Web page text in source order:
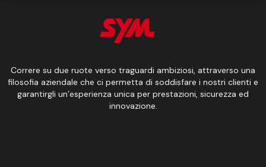
Correre su due ruote verso traguardi ambiziosi, attraverso una
filosofia aziendale che ci permetta di soddisfare i nostri clienti e
garantirgli un’esperienza unica per prestazioni, sicurezza ed
innovazione.